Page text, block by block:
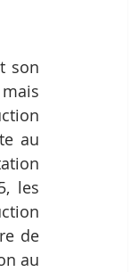
son
au
les
de
au